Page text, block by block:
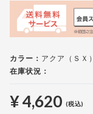
カラー： アクア（ＳＸ）
在庫状況：
¥ 4,620 (税込)